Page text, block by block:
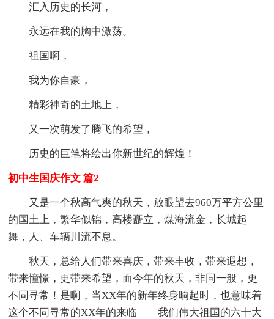
汇入历史的长河，
永远在我的胸中激荡。
祖国啊，
我为你自豪，
精彩神奇的土地上，
又一次萌发了腾飞的希望，
历史的巨笔将绘出你新世纪的辉煌！
初中生国庆作文 篇2
又是一个秋高气爽的秋天，放眼望去960万平方公里
的国土上，繁华似锦，高楼矗立，煤海流金，长城起
舞，人、车辆川流不息。
秋天，总给人们带来喜庆，带来丰收，带来遐想，
带来憧憬，更带来希望，而今年的秋天，非同一般，更
不同寻常！是啊，当XX年的新年终身响起时，也意味着
这个不同寻常的XX年的来临——我们伟大祖国的六十大